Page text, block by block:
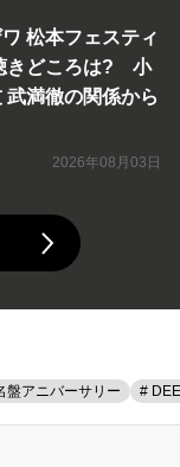
松本フェスティ
きどころは? 小
武満徹の関係から
2026年08月03日
盤アニバーサリー #